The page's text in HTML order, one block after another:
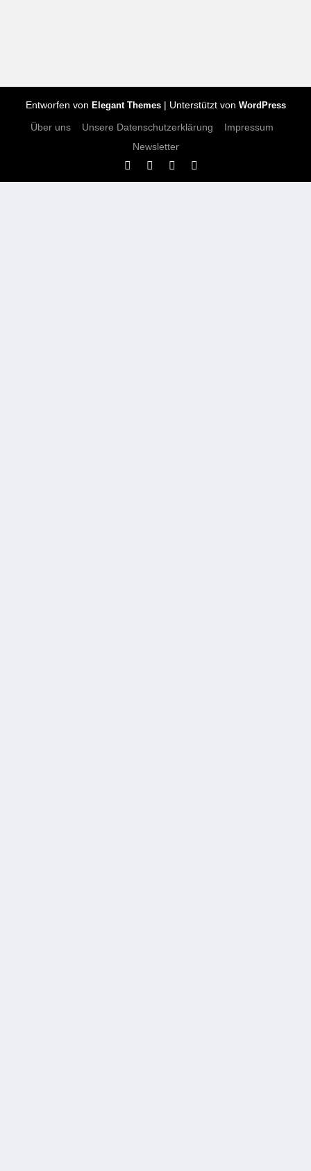
Entworfen von Elegant Themes| Unterstützt von WordPress
Über uns Unsere Datenschutzerklärung
Impressum
Newsletter